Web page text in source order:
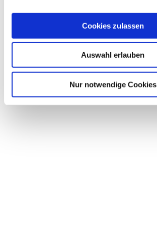
Cookies zulassen
Auswahl erlauben
Nur notwendige Cookies